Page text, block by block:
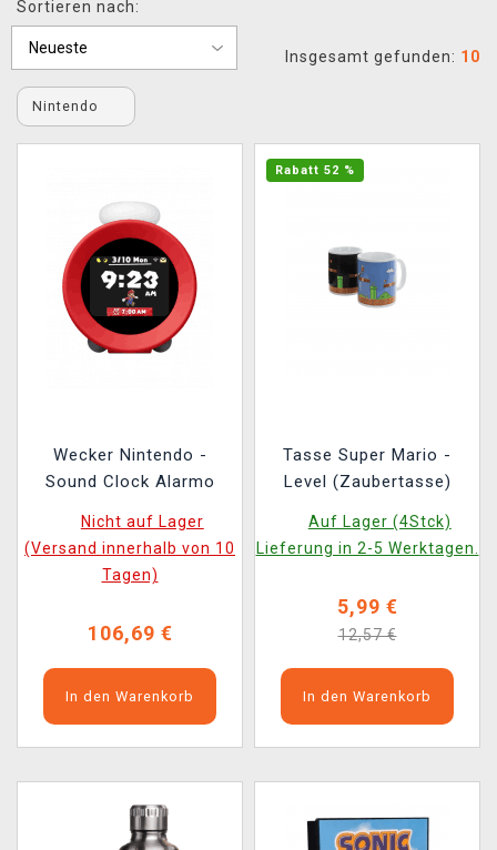
XZONE CLUB
Sortieren nach:
Insgesamt gefunden: 10
Nintendo
Wecker Nintendo -
Sound Clock Alarmo
Nicht auf Lager
(Versand innerhalb von 10
Tagen)
106,69 €
In den Warenkorb
Rabatt 52 %
Tasse Super Mario -
Level (Zaubertasse)
Auf Lager (4Stck)
Lieferung in 2-5 Werktagen.
5,99 €
12,57 €
In den Warenkorb